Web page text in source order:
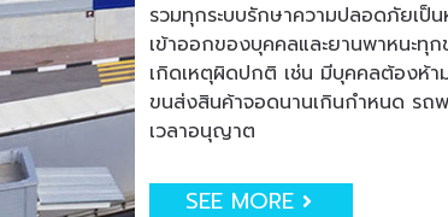
รวมทุกระบบรักษาความปลอดภัยเป็
เข้าออกของบุคคลและยานพาหนะทุ
เกิดเหตุผิดปกติ เช่น มีบุคคลต้องห้าม
ขนส่งสินค้าจอดนานเกินกำหนด รถ
เวลาอนุญาต
SEE MORE